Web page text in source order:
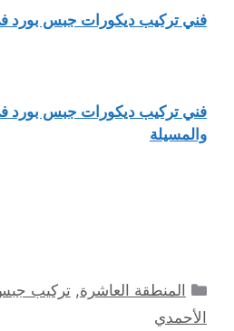
فني تركيب ديكورات جبس بورد
فني تركيب ديكورات جبس بورد
والمسيلة
التصنيفات
المنطقة العاشرة,تركيب
الأحمدي